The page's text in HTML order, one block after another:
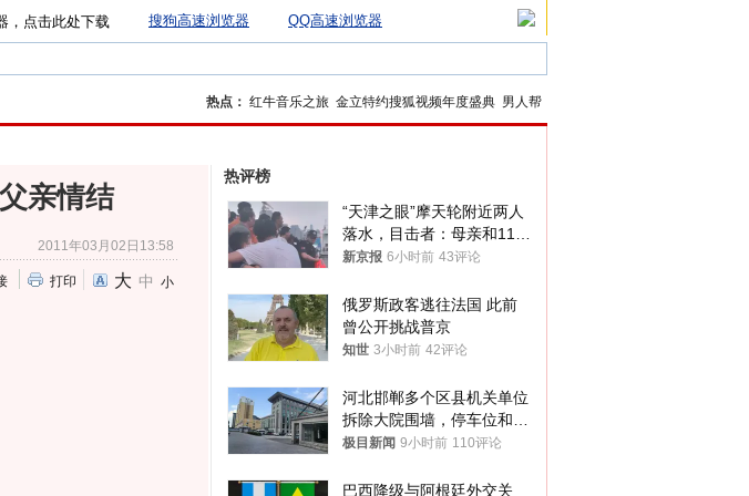
，点击此处下载 搜狗高速浏览器 QQ高速浏览器
热点： 红牛音乐之旅 金立特约搜狐视频年度盛典 男人帮
亲情结
2011年03月02日13:58
打印 大 中 小
热评榜
“天津之眼”摩天轮附近两人
落水，目击者：母亲和11岁
儿子先后被打捞上岸
新京报 6小时前 43评论
俄罗斯政客逃往法国 此前
曾公开挑战普京
知世 3小时前 42评论
河北邯郸多个区县机关单位
拆除大院围墙，停车位和厕
所免费开放，当地多部门回
极目新闻 9小时前 110评论
巴西降级与阿根廷外交关